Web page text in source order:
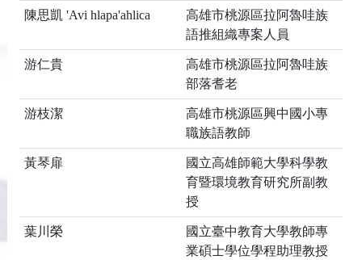
陳思凱 'Avi hlapa'ahlica
高雄市桃源區拉阿魯哇族
語推組織專案人員
游仁貴
高雄市桃源區拉阿魯哇族
部落耆老
游枝潔
高雄市桃源區興中國小專
職族語教師
黃琴扉
國立高雄師範大學科學教
育暨環境教育研究所副教
授
葉川榮
國立臺中教育大學教師專
業碩士學位學程助理教授